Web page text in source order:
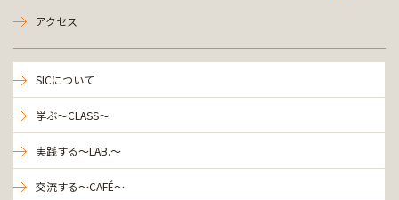
アクセス
SICについて
学ぶ～CLASS～
実践する～LAB.～
交流する～CAFÉ～